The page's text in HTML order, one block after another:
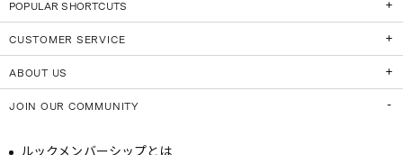
POPULAR SHORTCUTS
CUSTOMER SERVICE
ABOUT US
JOIN OUR COMMUNITY